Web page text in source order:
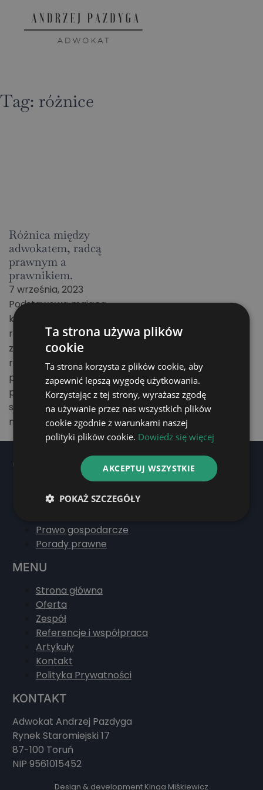
Tag: różnice
Różnica między
adwokatem, radcą
prawnym a
prawnikiem.
7 września, 2023
Podstawową mającą
kolosalne znaczenie
różnicą jest możliwość
zastępowania osoby
reprezentowanej
przed Sądem. Co
prawda w niektórych
sprawach cywilnych
może nas…
OFERTA
Prawo cywilne
Prawo gospodarcze
Porady prawne
MENU
Strona główna
Oferta
Zespół
Referencje i współpraca
Artykuły
Kontakt
Polityka Prywatności
KONTAKT
Adwokat Andrzej Pazdyga
Rynek Staromiejski 17
87-100 Toruń
NIP 9561015452
Design & development Kinga Miśkiewicz
Ta strona używa plików
cookie
Ta strona korzysta z plików cookie, aby
zapewnić lepszą wygodę użytkowania.
Korzystając z tej strony, wyrażasz zgodę
na używanie przez nas wszystkich plików
cookie zgodnie z warunkami naszej
polityki plików cookie. Dowiedz się więcej
AKCEPTUJ WSZYSTKIE
POKAŻ SZCZEGÓŁY